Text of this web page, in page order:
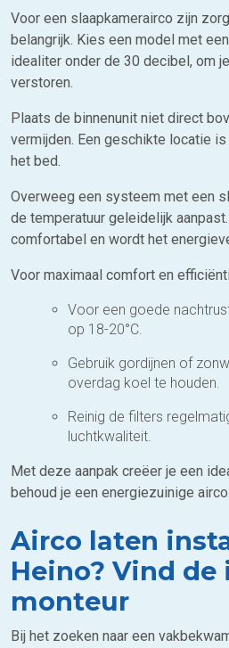
Voor een slaapkamerairco zijn
belangrijk. Kies een model met
idealiter onder de 30 decibel, om
verstoren.
Plaats de binnenunit niet direct
vermijden. Een geschikte locatie
het bed.
Overweeg een systeem met een
de temperatuur geleidelijk
comfortabel en wordt het
Voor maximaal comfort en
Voor een goede
op 18-20°C.
Gebruik gordijnen of
overdag koel te houden.
Reinig de filters
luchtkwaliteit.
Met deze aanpak creëer je een
behoud je een energiezuinige airco.
Airco laten
Heino? Vind de
monteur
Bij het zoeken naar een